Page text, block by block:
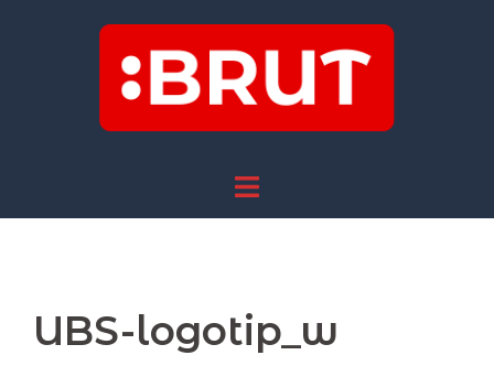
UBS-logotip_w